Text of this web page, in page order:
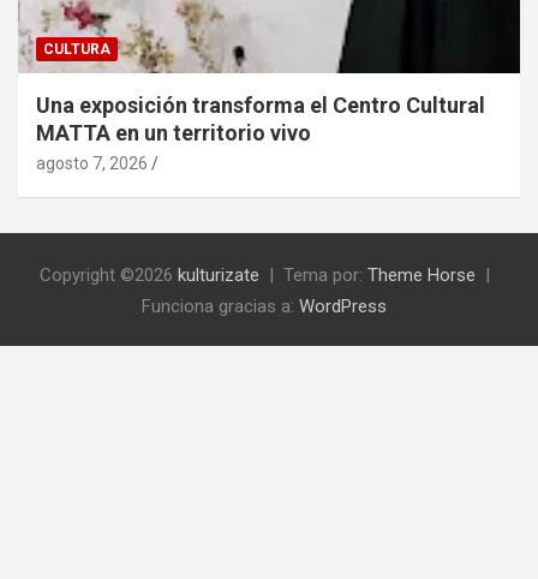
CULTURA
Una exposición transforma el Centro Cultural
MATTA en un territorio vivo
agosto 7, 2026
Copyright ©2026 kulturizate Tema por: Theme Horse
Funciona gracias a: WordPress